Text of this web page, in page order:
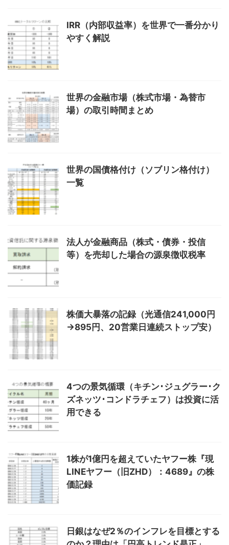
IRR（内部収益率）を世界で一番分かり
やすく解説
世界の金融市場（株式市場・為替市
場）の取引時間まとめ
世界の国債格付け（ソブリン格付け）
一覧
法人が金融商品（株式・債券・投信
等）を売却した場合の源泉徴収税率
株価大暴落の記録（光通信241,000円
→895円、20営業日連続ストップ安）
4つの景気循環（キチン･ジュグラー･ク
ズネッツ･コンドラチェフ）は投資に活
用できる
1株が1億円を超えていたヤフー株『現
LINEヤフー（旧ZHD）：4689』の株
価記録
日銀はなぜ2％のインフレを目標とする